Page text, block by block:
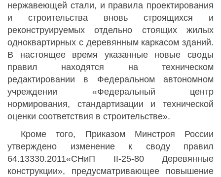
нержавеющей стали, и правила проектирования
и строительства вновь строящихся и
реконструируемых отдельно стоящих жилых
одноквартирных с деревянным каркасом зданий.
В настоящее время указанные новые своды
правил находятся на техническом
редактировании в Федеральном автономном
учреждении «Федеральный центр
нормирования, стандартизации и технической
оценки соответствия в строительстве».
Кроме того, Приказом Минстроя России
утверждено изменение к своду правил
64.13330.2011«СНиП II-25-80 Деревянные
конструкции», предусматривающее повышение